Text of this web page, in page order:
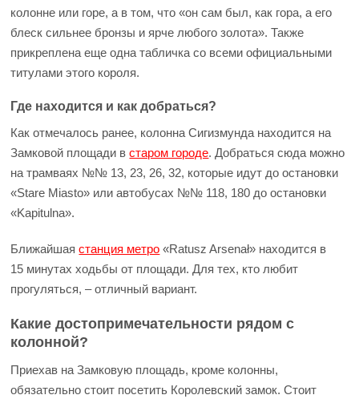
колонне или горе, а в том, что «он сам был, как гора, а его
блеск сильнее бронзы и ярче любого золота». Также
прикреплена еще одна табличка со всеми официальными
титулами этого короля.
Где находится и как добраться?
Как отмечалось ранее, колонна Сигизмунда находится на
Замковой площади встаром городе. Добраться сюда можно
на трамваях №№ 13, 23, 26, 32, которые идут до остановки
«Stare Miasto» или автобусах №№ 118, 180 до остановки
«Kapitulna».
Ближайшаястанция метро «Ratusz Arsenał» находится в
15 минутах ходьбы от площади. Для тех, кто любит
прогуляться, – отличный вариант.
Какие достопримечательности рядом с
колонной?
Приехав на Замковую площадь, кроме колонны,
обязательно стоит посетить Королевский замок. Стоит